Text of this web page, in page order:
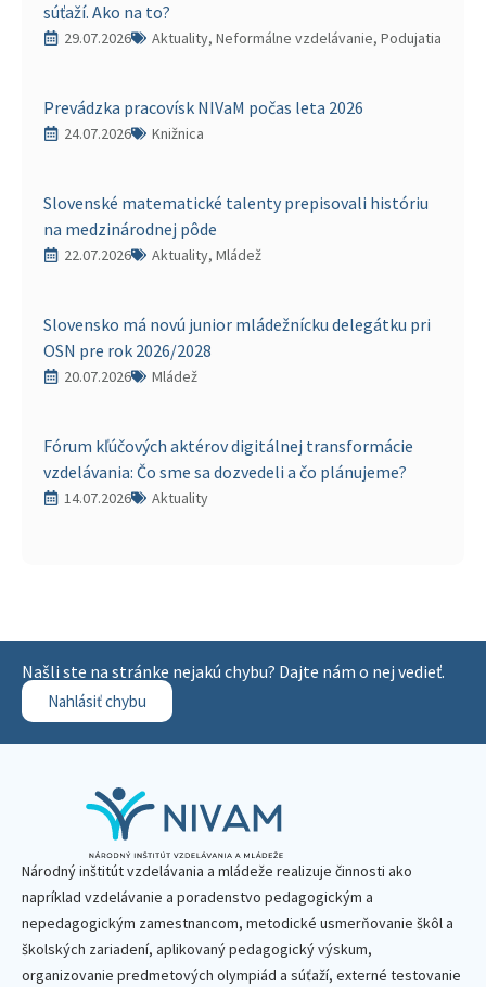
súťaží. Ako na to?
29.07.2026 Aktuality, Neformálne vzdelávanie, Podujatia
Prevádzka pracovísk NIVaM počas leta 2026
24.07.2026 Knižnica
Slovenské matematické talenty prepisovali históriu
na medzinárodnej pôde
22.07.2026 Aktuality, Mládež
Slovensko má novú junior mládežnícku delegátku pri
OSN pre rok 2026/2028
20.07.2026 Mládež
Fórum kľúčových aktérov digitálnej transformácie
vzdelávania: Čo sme sa dozvedeli a čo plánujeme?
14.07.2026 Aktuality
Našli ste na stránke nejakú chybu? Dajte nám o nej vedieť.
Nahlásiť chybu
Národný inštitút vzdelávania a mládeže realizuje činnosti ako
napríklad vzdelávanie a poradenstvo pedagogickým a
nepedagogickým zamestnancom, metodické usmerňovanie škôl a
školských zariadení, aplikovaný pedagogický výskum,
organizovanie predmetových olympiád a súťaží, externé testovanie